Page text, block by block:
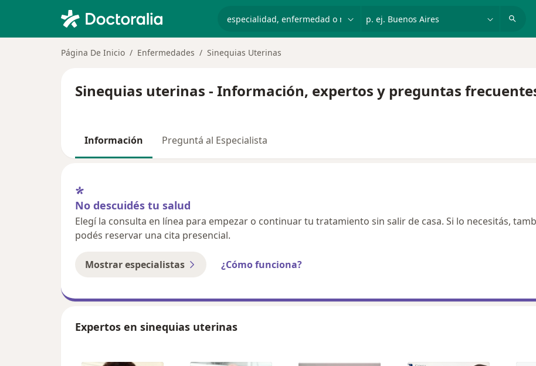
Página De Inicio Enfermedades Sinequias Uterinas
Sinequias uterinas - Información, expertos y preguntas
Información Preguntá al Especialista
No descuidés tu salud
Elegí la consulta en línea para empezar o continuar tu tratamiento sin salir de casa. Si lo necesitás,
podés reservar una cita presencial.
Mostrar especialistas ¿Cómo funciona?
Expertos en sinequias uterinas